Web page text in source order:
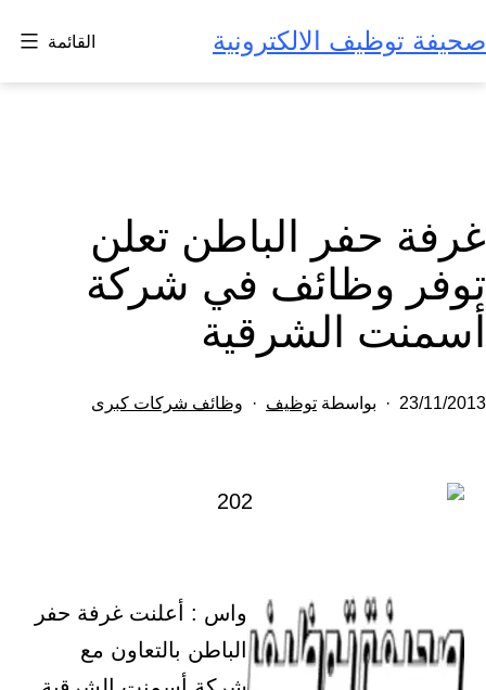
إلى
المحتوى
صحيفة توظيف الالكترونية القائمة
غرفة حفر الباطن تعلن
توفر وظائف في شركة
أسمنت الشرقية
تم
23/11/2013 بواسطة توظيف
مصنف
وظائف شركات كبرى
واس : أعلنت غرفة حفر
الباطن بالتعاون مع